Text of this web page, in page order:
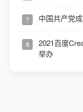
7 中国共产党
8
2021百度
举办